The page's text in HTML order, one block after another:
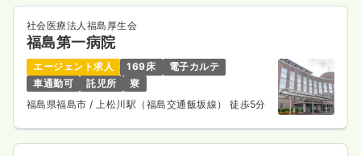
社会医療法人福島厚生会
福島第一病院
エージェント求人 169床
電子カルテ
車通勤可
託児所
寮
福島県福島市/ 上松川駅（福島交通飯坂線） 徒歩5分